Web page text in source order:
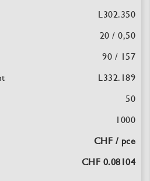
L302.350
20 / 0,50
90 / 157
L332.189
50
1000
CHF / pce
CHF 0.08104